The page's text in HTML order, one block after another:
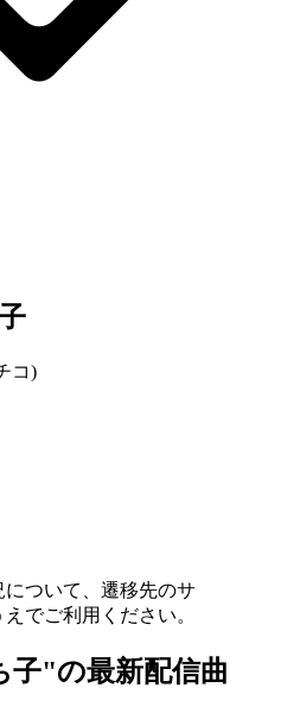
コ)
ついて、遷移先のサ
でご利用ください。
子"の最新配信曲